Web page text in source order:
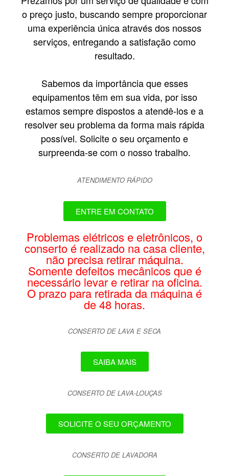
o preço justo, buscando sempre proporcionar
uma experiência única através dos nossos
serviços, entregando a satisfação como
resultado.
Sabemos da importância que esses
equipamentos têm em sua vida, por isso
estamos sempre dispostos a atendê-los e a
resolver seu problema da forma mais rápida
possível. Solicite o seu orçamento e
surpreenda-se com o nosso trabalho.
ATENDIMENTO RÁPIDO
ENTRE EM CONTATO
Problemas elétricos e eletrônicos, o
conserto é realizado na casa cliente,
não precisa retirar máquina.
Somente defeitos mecânicos que é
necessário levar e retirar na oficina.
O prazo para retirada da máquina é
de 48 horas.
CONSERTO DE LAVA E SECA
SAIBA MAIS
CONSERTO DE LAVA-LOUÇAS
SOLICITE O SEU ORÇAMENTO
CONSERTO DE LAVADORA